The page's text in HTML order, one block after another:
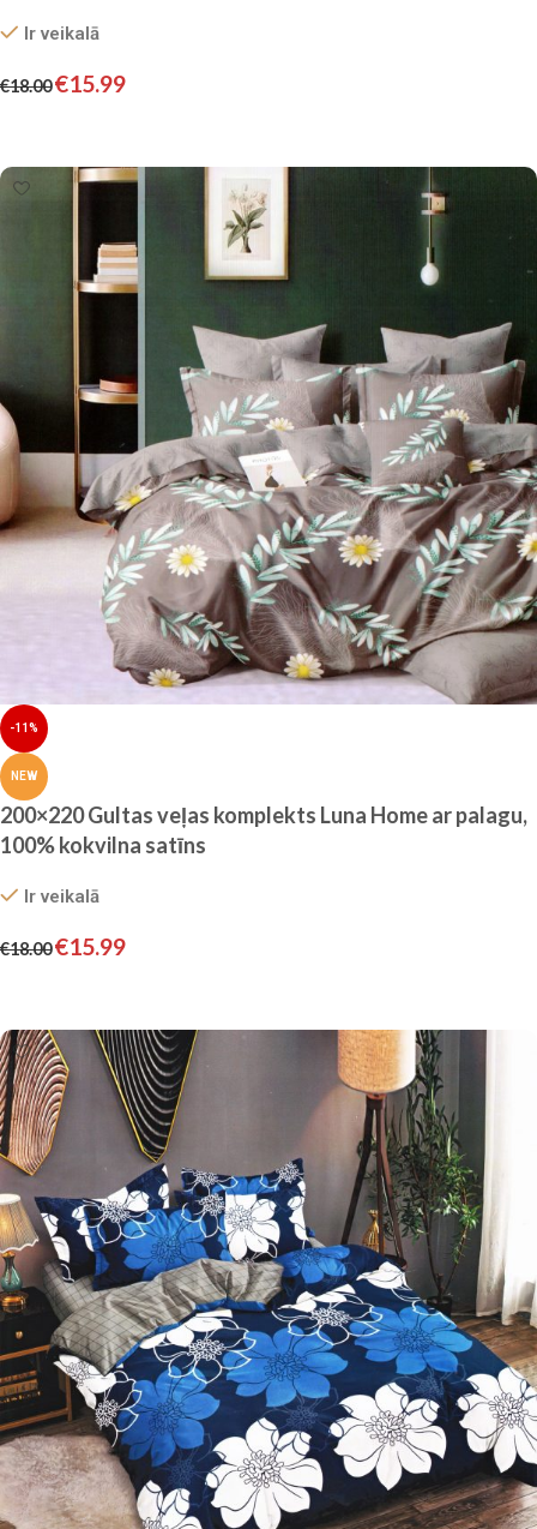
Ir veikalā
€18.00€15.99
-11%
NEW
200×220 Gultas veļas komplekts Luna Home ar palagu,
100% kokvilna satīns
Ir veikalā
€18.00€15.99